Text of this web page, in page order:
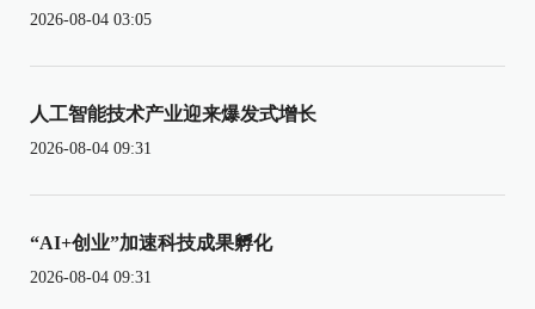
2026-08-04 03:05
人工智能技术产业迎来爆发式增长
2026-08-04 09:31
“AI+创业”加速科技成果孵化
2026-08-04 09:31